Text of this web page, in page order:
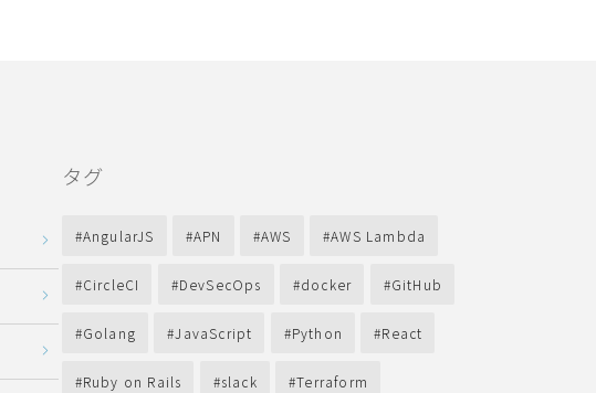
タグ
AngularJS APN AWS AWS Lambda
CircleCI DevSecOps docker GitHub
Golang JavaScript Python React
Ruby on Rails slack Terraform